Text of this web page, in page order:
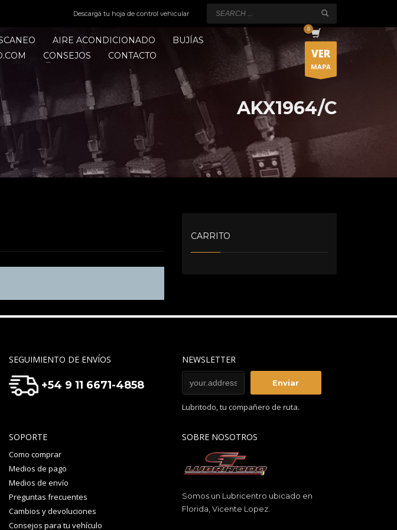
Descargá tu hoja de control vehicular
AIRE ACONDICIONADO
BUJÍAS
CONSEJOS CONTACTO VER
MAPA
AKX1964/C
CARRITO
SEGUIMIENTO DE ENVÍOS
+54 9 11 6671-4858
NEWSLETTER
Lubritodo, tu compañero de ruta.
SOPORTE
Como comprar
Medios de pago
Medios de envío
Preguntas frecuentes
Cambios y devoluciones
Consejos para tu vehículo
SOBRE NOSOTROS
Somos un Lubricentro ubicado en
Florida, Vicente Lopez.